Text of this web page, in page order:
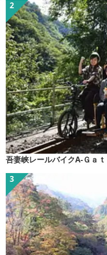
吾妻峡レールバイクA-Ｇａ